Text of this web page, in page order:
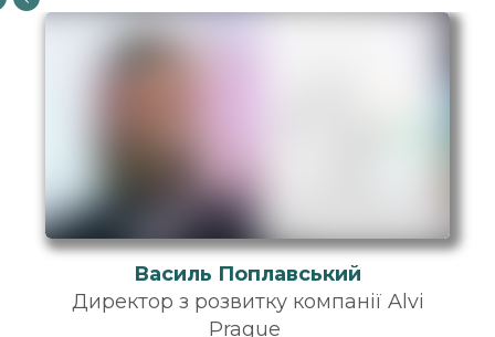
Василь Поплавський
Директор з розвитку компанії Alvi
Prague